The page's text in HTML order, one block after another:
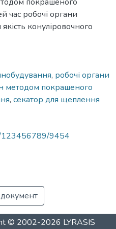
час робочі органи
конуліровочного
, робочі органи
методом покрашеного
, секатор для щеплення
123456789/9454
© 2002-2026 LYRASIS